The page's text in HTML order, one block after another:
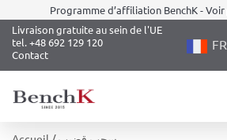
Programme d’affiliation BenchK -
Livraison gratuite au sein de l'UE
tel. +48 692 129 120
Contact
FR